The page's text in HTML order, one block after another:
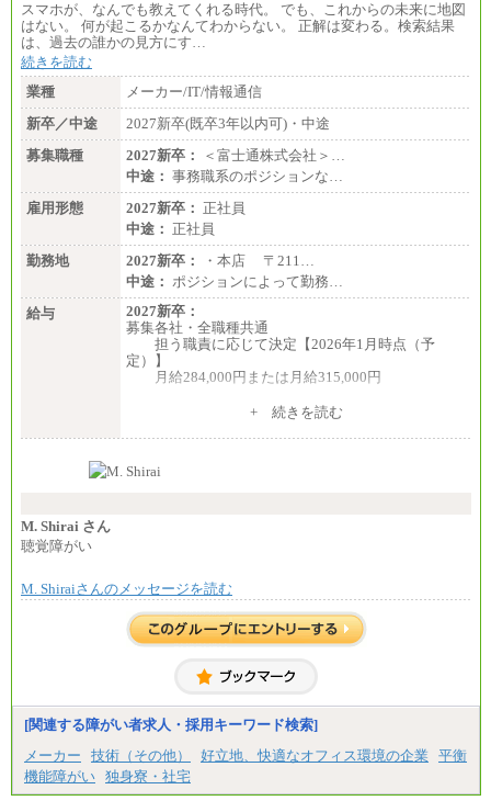
■(株)JTBデータサービス ※2027年新卒募集終了
総合職 月給186,000～194,000円＋地域手当
※詳細はJTBキャリアサイトよりご確認ください。
■I&Jデジタルイノベーション(株)
総合職 月給224,500～242,600円＋地域手当
※詳細はJTBキャリアサイトよりご確認ください。
＜有期社員コース＞
■(株)JTBビジネストランスフォーム
有期契約職 月給185,000～195,000円
※詳細はJTBキャリアサイトよりご確認ください。
■(株)JTBパブリッシング ※2027年新卒募集終了
総合職 月給241,000円
中途：
①月給227,000円以上
②月給212,000円以上
③月給172,500円以上
④月給23万円～37万円
⑤月給20万円～25万円
⑥月給33万円～48万円
⑦月給271,000円以上
⑧～⑮月給200,000円〜月給400,000円
⑯月給185,000円以上
⑰月給237,000円以上
⑲東京：月給202,000 円以上 、京都：月給193,000 円
異なります
※試用期間中も給与に変更はございません。
スマホが、なんでも教えてくれる時代。 でも、これからの未来に地図
はない。 何が起こるかなんてわからない。 正解は変わる。検索結果
は、過去の誰かの見方にす…
続きを読む
業種
メーカー/IT/情報通信
新卒／中途
2027新卒(既卒3年以内可)・中途
募集職種
2027新卒：
＜富士通株式会社＞…
中途： 事務職系のポジションな…
雇用形態
2027新卒： 正社員
中途： 正社員
勤務地
2027新卒：
・本店 〒211…
中途： ポジションによって勤務…
給与
2027新卒：
募集各社・全職種共通
担う職責に応じて決定【2026年1月時点（予
定）】
月給284,000円または月給315,000円
※入社後早期から、自律的な業務遂行が求めら
す。
い職責を担う方については、さらに高い金額を個別
※上記に加え、所定労働時間外に勤務をした場
※試用期間中も給与に変更はございません。
＜募集各社・全職種共通＞
月給21万円以上～
※試用期間中の給与に変更はありません。
ます。
+ 続きを読む
M. Shirai さん
聴覚障がい
M. Shiraiさんのメッセージを読む
[関連する障がい者求人・採用キーワード検索]
メーカー
技術（その他） 好立地、快適なオフィス環境の企業
平衡
機能障がい 独身寮・社宅